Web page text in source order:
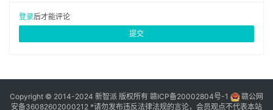
垂钓行业巨大的发展潜力也为快手与金华合作打造垂钓领域
爆款赛事打下了坚实基础。统计数据显示，中国休闲渔业关
登录后才能评论
提交
Copyright © 2014-2024 新智派 版权所有 赣ICP备20002804号-1
赣公网
安备36082602000212 *请勿发布违反法律法规的言论，会员观点不代表本站